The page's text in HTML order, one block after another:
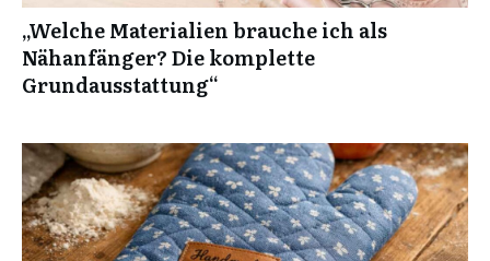
„Welche Materialien brauche ich als
Nähanfänger? Die komplette
Grundausstattung“